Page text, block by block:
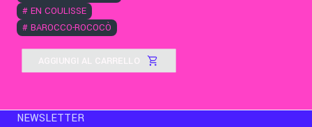
# EN COULISSE
# BAROCCO-ROCOCÒ
AGGIUNGI AL CARRELLO
NEWSLETTER